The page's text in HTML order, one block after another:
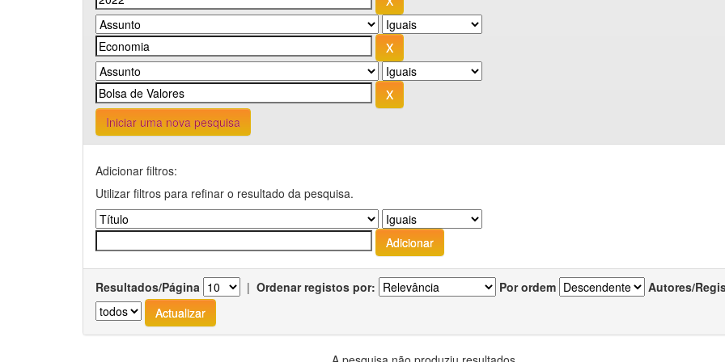
Iniciar uma nova pesquisa
Adicionar filtros:
Utilizar filtros para refinar o resultado da pesquisa.
Resultados/Página | Ordenar registos por: Por ordem Autores/